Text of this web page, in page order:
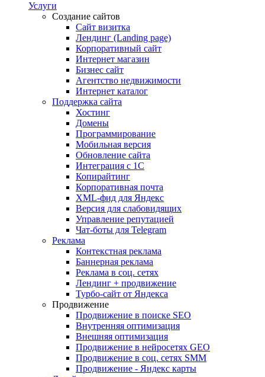
Услуги
Создание сайтов
Сайт визитка
Лендинг (Landing page)
Корпоративный сайт
Интернет магазин
Бизнес сайт
Агентство недвижимости
Интернет каталог
Поддержка сайта
Хостинг
Домены
Программирование
Мобильная версия
Обновление сайта
Интеграция с 1С
Копирайтинг
Корпоративная почта
XML-фид для Яндекс
Версия для слабовидящих
Управление репутацией
Чат-боты для Telegram
Реклама
Контекстная реклама
Баннерная реклама
Реклама в соц. сетях
Лендинг + продвижение
Турбо-сайт от Яндекса
Продвижение
Продвижение в поиске SEO
Внутренняя оптимизация
Внешняя оптимизация
Продвижение в нейросетях GEO
Продвижение в соц. сетях SMM
Продвижение - Яндекс карты